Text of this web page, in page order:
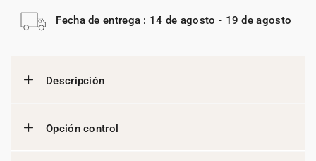
Fecha de entrega : 14 de agosto - 19 de agosto
Descripción
Opción control